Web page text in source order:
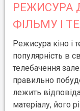
РЕЖИСУРА
ФІЛЬМУ І
Режисура кіно і
популярність в
телебачення
правильно
лежить
матеріалу, його